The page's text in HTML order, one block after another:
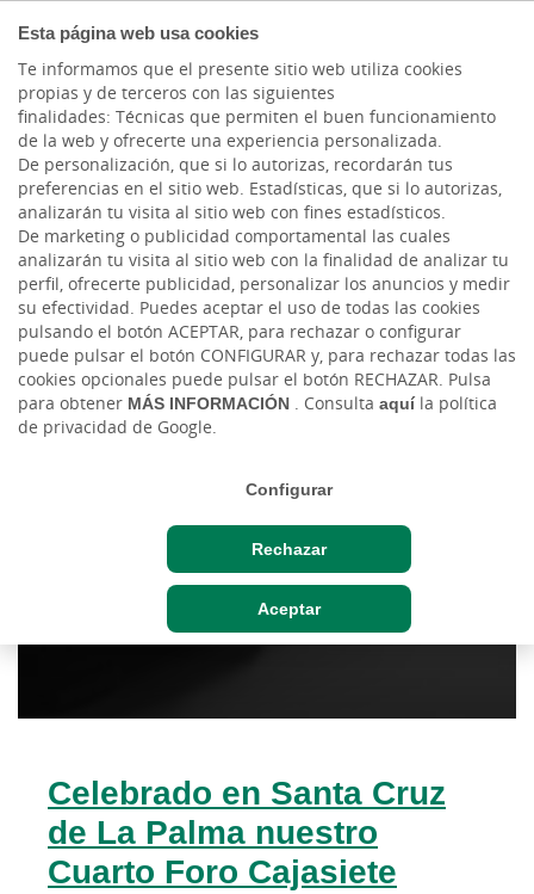
Esta página web usa cookies
Te informamos que el presente sitio web utiliza cookies
propias y de terceros con las siguientes
finalidades: Técnicas que permiten el buen funcionamiento
de la web y ofrecerte una experiencia personalizada.
De personalización, que si lo autorizas, recordarán tus
preferencias en el sitio web. Estadísticas, que si lo autorizas,
analizarán tu visita al sitio web con fines estadísticos.
De marketing o publicidad comportamental las cuales
analizarán tu visita al sitio web con la finalidad de analizar tu
perfil, ofrecerte publicidad, personalizar los anuncios y medir
su efectividad. Puedes aceptar el uso de todas las cookies
pulsando el botón ACEPTAR, para rechazar o configurar
puede pulsar el botón CONFIGURAR y, para rechazar todas las
cookies opcionales puede pulsar el botón RECHAZAR. Pulsa
para obtener MÁS INFORMACIÓN . Consulta aquíla política
de privacidad de Google.
Configurar
Rechazar
Aceptar
Cargando contenido, por favor espere...
CAJASIETE
Sala de Prensa
Celebrado en Santa Cruz
de La Palma nuestro
Cuarto Foro Cajasiete